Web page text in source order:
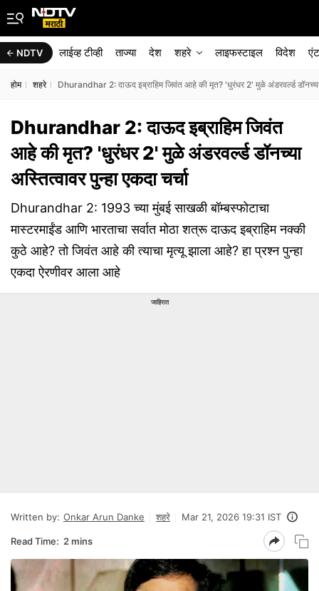
NDTV लाईव्ह टीव्ही ताज्या देश शहरे लाइफस्टाइल विदेश
होम शहरे Dhurandhar 2: दाऊद इब्राहिम जिवंत आहे की मृत? 'धुरंधर 2' मुळे अंडरवर्ल्ड डॉनच्या
Dhurandhar 2: दाऊद इब्राहिम जिवंत
आहे की मृत? 'धुरंधर 2' मुळे अंडरवर्ल्ड डॉनच्या
अस्तित्वावर पुन्हा एकदा चर्चा
Dhurandhar 2: 1993 च्या मुंबई साखळी बॉम्बस्फोटाचा
मास्टरमाईंड आणि भारताचा सर्वात मोठा शत्रू दाऊद इब्राहिम नक्की
कुठे आहे? तो जिवंत आहे की त्याचा मृत्यू झाला आहे? हा प्रश्न पुन्हा
एकदा ऐरणीवर आला आहे
जाहिरात
Written by: Onkar Arun Danke शहरे Mar 21, 2026 19:31 IST
Read Time: 2 mins